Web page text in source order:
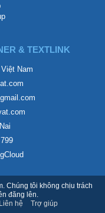
& TEXTLINK
Nam
Chúng tôi không chịu trách
đăng lên.
Liên hệ Trợ giúp